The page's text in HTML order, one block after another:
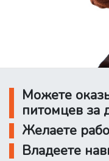
Можете
питомцев за
Желаете
Владеете